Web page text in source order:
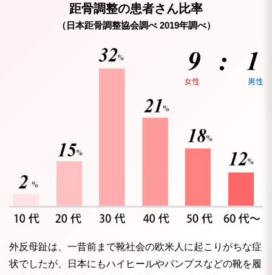
距骨調整の患者さん比率
（日本距骨調整協会調べ 2019年調べ）
外反母趾は、一昔前まで靴社会の欧米人に起こりがちな症
状でしたが、日本にもハイヒールやパンプスなどの靴を履